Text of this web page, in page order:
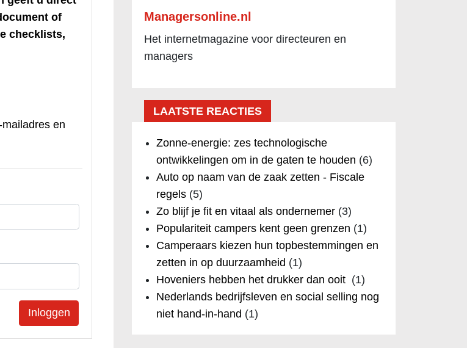
of
checklists,
en
Managersonline.nl
Het internetmagazine voor directeuren en
managers
LAATSTE REACTIES
Zonne-energie: zes technologische
ontwikkelingen om in de gaten te houden (6)
Auto op naam van de zaak zetten - Fiscale
regels(5)
Zo blijf je fit en vitaal als ondernemer(3)
Populariteit campers kent geen grenzen (1)
Camperaars kiezen hun topbestemmingen en
zetten in op duurzaamheid (1)
Hoveniers hebben het drukker dan ooit (1)
Nederlands bedrijfsleven en social selling nog
niet hand-in-hand (1)